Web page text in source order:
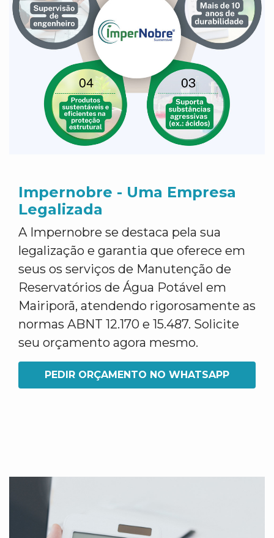
Impernobre - Uma Empresa
Legalizada
A Impernobre se destaca pela sua
legalização e garantia que oferece em
seus os serviços de Manutenção de
Reservatórios de Água Potável em
Mairiporã, atendendo rigorosamente as
normas ABNT 12.170 e 15.487. Solicite
seu orçamento agora mesmo.
PEDIR ORÇAMENTO NO WHATSAPP